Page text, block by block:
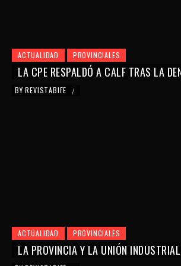
ACTUALIDAD PROVINCIALES
LA CPE RESPALDÓ A CALF TRAS LA
BY REVISTABIFE /
ACTUALIDAD PROVINCIALES
LA PROVINCIA Y LA UNIÓN